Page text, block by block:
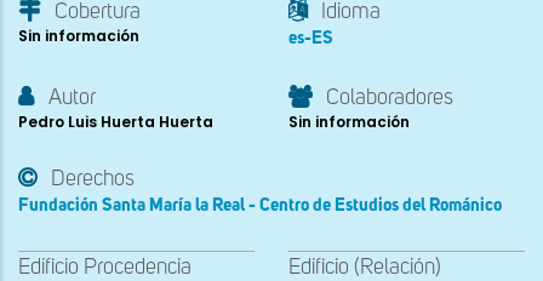
Cobertura
Sin información
Idioma
es-ES
Autor
Pedro Luis Huerta Huerta
Colaboradores
Sin información
Derechos
Fundación Santa María la Real - Centro de Estudios del Románico
Edificio Procedencia
Edificio (Relación)